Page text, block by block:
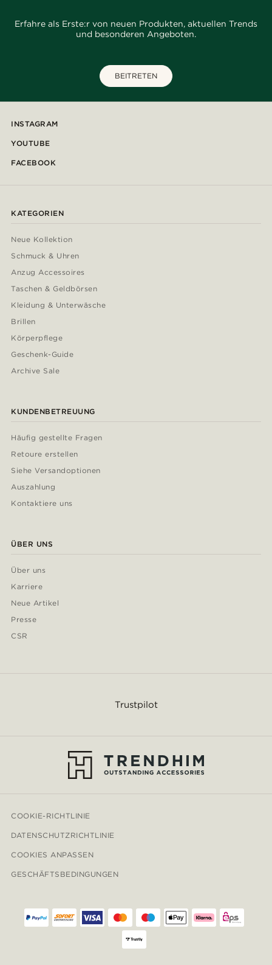
Erfahre als Erste:r von neuen Produkten, aktuellen Trends
und besonderen Angeboten.
BEITRETEN
INSTAGRAM
YOUTUBE
FACEBOOK
KATEGORIEN
Neue Kollektion
Schmuck & Uhren
Anzug Accessoires
Taschen & Geldbörsen
Kleidung & Unterwäsche
Brillen
Körperpflege
Geschenk-Guide
Archive Sale
KUNDENBETREUUNG
Häufig gestellte Fragen
Retoure erstellen
Siehe Versandoptionen
Auszahlung
Kontaktiere uns
ÜBER UNS
Über uns
Karriere
Neue Artikel
Presse
CSR
Trustpilot
COOKIE-RICHTLINIE
DATENSCHUTZRICHTLINIE
COOKIES ANPASSEN
GESCHÄFTSBEDINGUNGEN